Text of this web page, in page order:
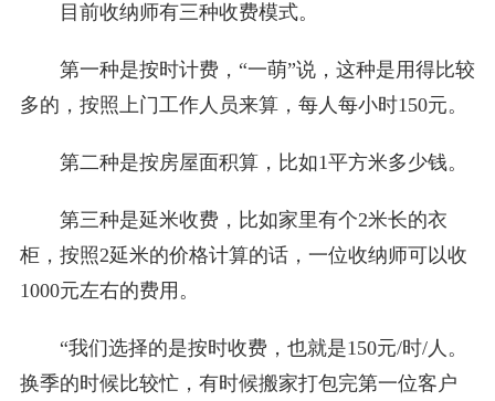
目前收纳师有三种收费模式。
第一种是按时计费，“一萌”说，这种是用得比较
多的，按照上门工作人员来算，每人每小时150元。
第二种是按房屋面积算，比如1平方米多少钱。
第三种是延米收费，比如家里有个2米长的衣
柜，按照2延米的价格计算的话，一位收纳师可以收
1000元左右的费用。
“我们选择的是按时收费，也就是150元/时/人。
换季的时候比较忙，有时候搬家打包完第一位客户